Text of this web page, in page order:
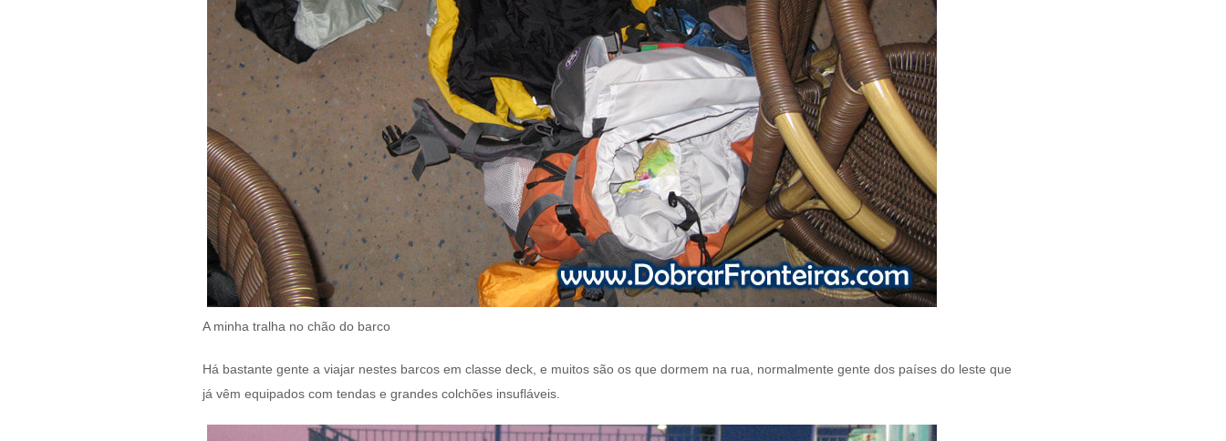
A minha tralha no chão do barco
Há bastante gente a viajar nestes barcos em classe deck, e muitos são os que dormem na rua, normalmente gente dos países do leste que
já vêm equipados com tendas e grandes colchões insufláveis.